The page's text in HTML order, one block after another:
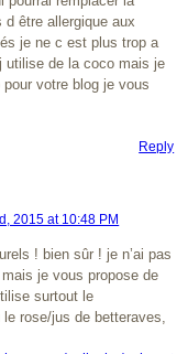
d être allergique aux
je ne c est plus trop a
utilise de la coco mais je
votre blog je vous
Reply
2015 at 10:48 PM
! bien sûr ! je n’ai pas
je vous propose de
surtout le
le rose/jus de betteraves,